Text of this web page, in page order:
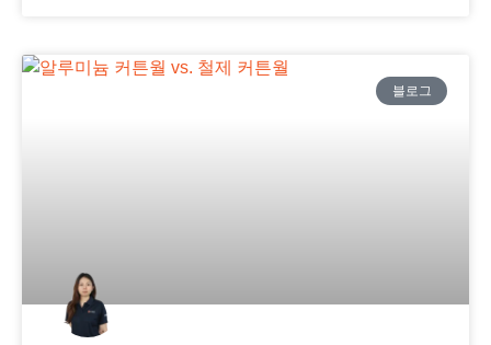
블로그